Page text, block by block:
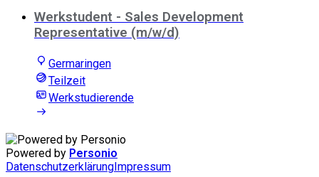
Werkstudent - Sales Development
Representative (m/w/d)
Germaringen
Teilzeit
Werkstudierende
Powered by Personio
Datenschutzerklärung Impressum